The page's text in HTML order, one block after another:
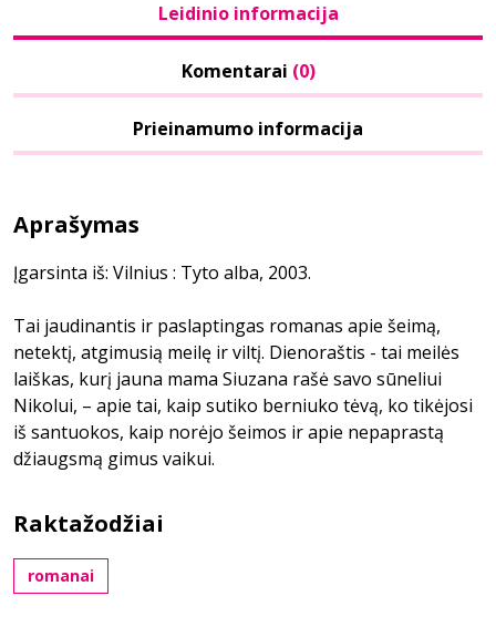
Leidinio informacija
Komentarai (0)
Prieinamumo informacija
Aprašymas
Įgarsinta iš: Vilnius : Tyto alba, 2003.
Tai jaudinantis ir paslaptingas romanas apie šeimą,
netektį, atgimusią meilę ir viltį. Dienoraštis - tai meilės
laiškas, kurį jauna mama Siuzana rašė savo sūneliui
Nikolui, – apie tai, kaip sutiko berniuko tėvą, ko tikėjosi
iš santuokos, kaip norėjo šeimos ir apie nepaprastą
džiaugsmą gimus vaikui.
Raktažodžiai
romanai